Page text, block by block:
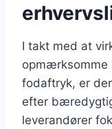
I takt med at
opmærksomme
fodaftryk, er
efter
leverandører